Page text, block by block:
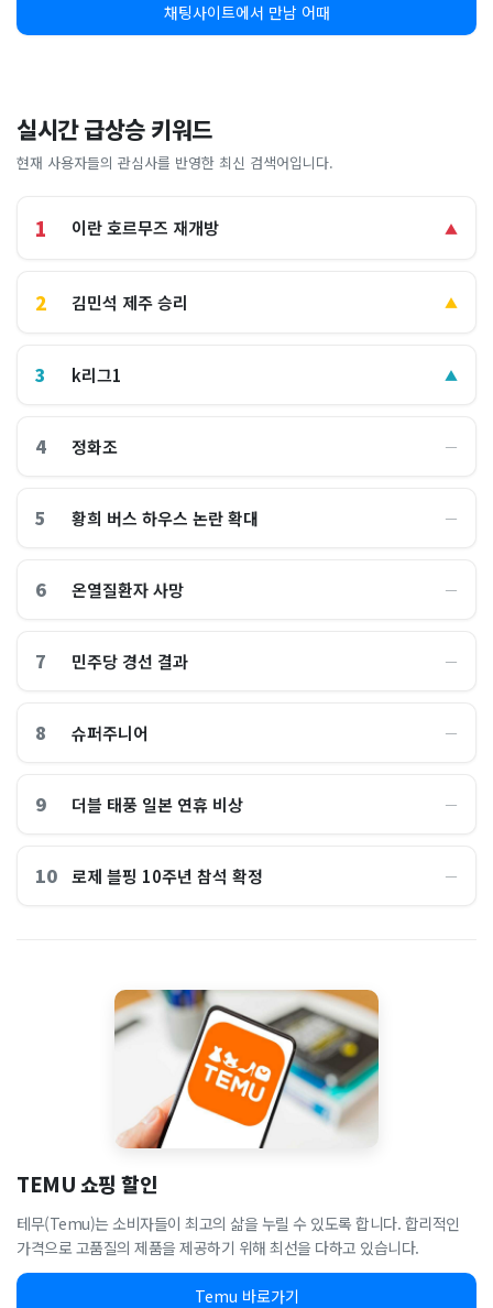
채팅사이트에서 만남 어때
실시간 급상승 키워드
현재 사용자들의 관심사를 반영한 최신 검색어입니다.
1 이란 호르무즈 재개방 ▲
2 김민석 제주 승리 ▲
3 k리그1 ▲
4 정화조 ―
5 황희 버스 하우스 논란 확대 ―
6 온열질환자 사망 ―
7 민주당 경선 결과 ―
8 슈퍼주니어 ―
9 더블 태풍 일본 연휴 비상 ―
10 로제 블핑 10주년 참석 확정 ―
TEMU 쇼핑 할인
테무(Temu)는 소비자들이 최고의 삶을 누릴 수 있도록 합니다. 합리적인
가격으로 고품질의 제품을 제공하기 위해 최선을 다하고 있습니다.
Temu 바로가기